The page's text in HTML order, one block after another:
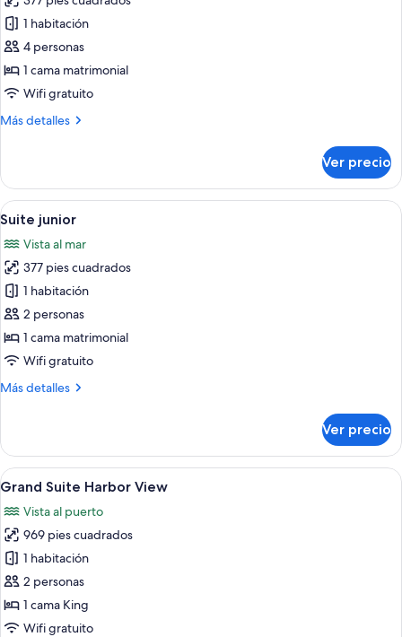
de
Family
Room
1 habitación
4 personas
1 cama matrimonial
Wifi gratuito
Más detalles
Más
Room
Ver precio
Abrir
todas
las
fotos
de
Suite
junior
Una habitación de hotel moderna
4
Suite junior
Vista al mar
377 pies cuadrados
1 habitación
2 personas
1 cama matrimonial
Wifi gratuito
Más detalles
Más
junior
Ver precio
Abrir
todas
las
fotos
de
Grand
Suite
Harbor
Una habitación de hotel con una
11
Grand Suite Harbor View
Vista al puerto
969 pies cuadrados
1 habitación
2 personas
1 cama King
Wifi gratuito